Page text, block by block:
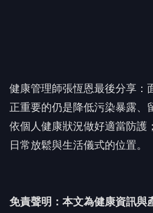
健康管理師張恆恩最後分享：
正重要的仍是降低污染暴露、
依個人健康狀況做好適當防護
日常放鬆與生活儀式的位置。
免責聲明：本文為健康資訊與